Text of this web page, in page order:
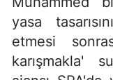
yasa
etmesi
karışmakla'